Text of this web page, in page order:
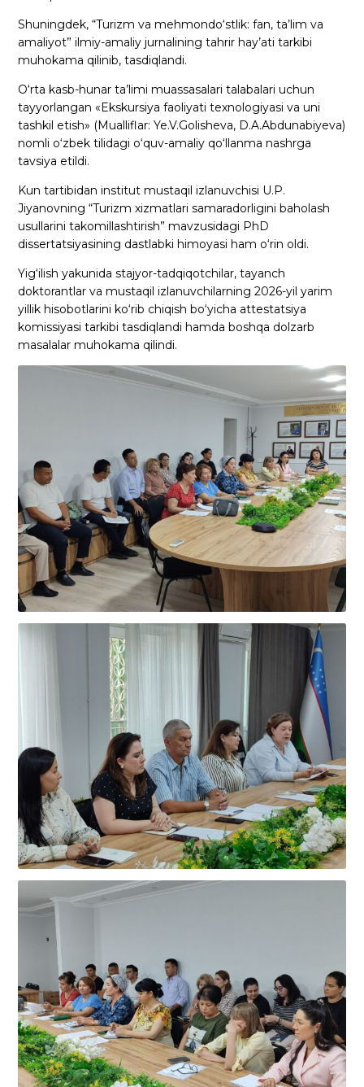
Shuningdek, “Turizm va mehmondo‘stlik: fan, ta’lim va
amaliyot” ilmiy-amaliy jurnalining tahrir hay’ati tarkibi
muhokama qilinib, tasdiqlandi.
O‘rta kasb-hunar ta’limi muassasalari talabalari uchun
tayyorlangan «Ekskursiya faoliyati texnologiyasi va uni
tashkil etish» (Mualliflar: Ye.V.Golisheva, D.A.Abdunabiyeva)
nomli o‘zbek tilidagi o‘quv-amaliy qo‘llanma nashrga
tavsiya etildi.
Kun tartibidan institut mustaqil izlanuvchisi U.P.
Jiyanovning “Turizm xizmatlari samaradorligini baholash
usullarini takomillashtirish” mavzusidagi PhD
dissertatsiyasining dastlabki himoyasi ham o‘rin oldi.
Yig‘ilish yakunida stajyor-tadqiqotchilar, tayanch
doktorantlar va mustaqil izlanuvchilarning 2026-yil yarim
yillik hisobotlarini ko‘rib chiqish bo‘yicha attestatsiya
komissiyasi tarkibi tasdiqlandi hamda boshqa dolzarb
masalalar muhokama qilindi.